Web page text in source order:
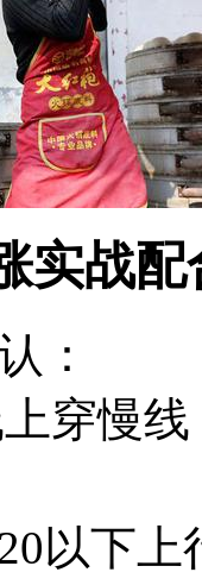
实战配
：
穿慢
以下